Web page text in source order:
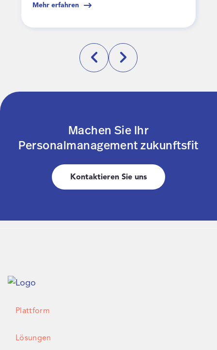
Mehr erfahren
Machen Sie Ihr
Personalmanagement zukunftsfit
Kontaktieren Sie uns
Plattform
Lösungen